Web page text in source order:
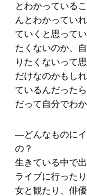
とわかっている
んとわかってい
ていくと思って
たくないのか、
りたくないって
だけなのかもし
ているんだった
だって自分でわ
―どんなものに
の？
生きている中で
ライブに行った
女と観たり、俳